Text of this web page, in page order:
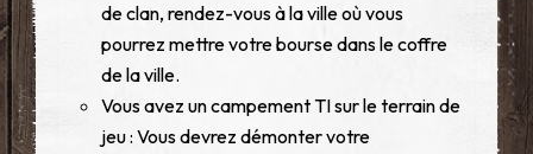
de clan, rendez-vous à la ville où vous
pourrez mettre votre bourse dans le coffre
de la ville.
Vous avez un campement TI sur le terrain de
jeu : Vous devrez démonter votre